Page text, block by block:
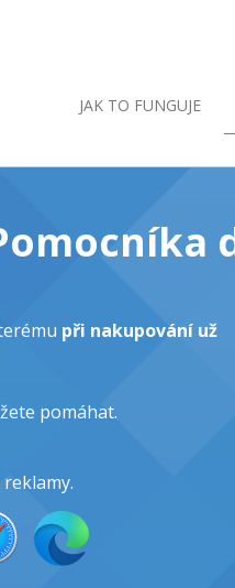
JAK TO FUNGUJE
při nakupování už
pomáhat.